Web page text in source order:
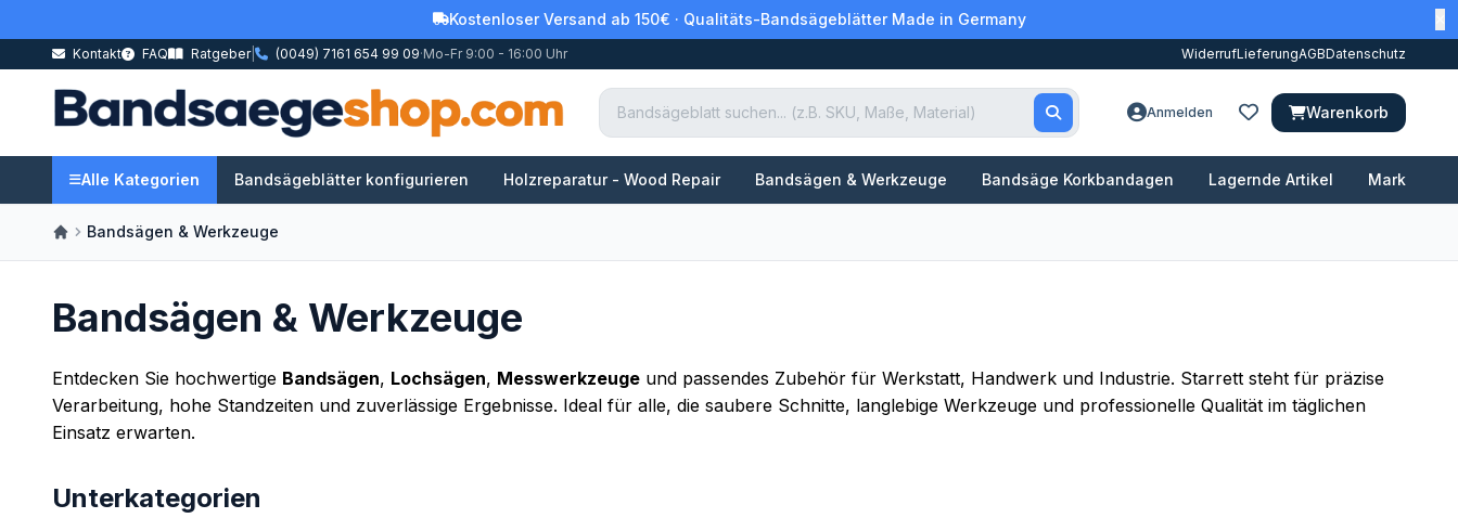
Kostenloser Versand ab 150€ · Qualitäts-Bandsägeblätter Made in Germany
Kontakt FAQ Ratgeber| (0049) 7161 654 99 09·Mo-Fr 9:00 - 16:00 Uhr WiderrufLieferungAGBDatenschutz
Anmelden Warenkorb
Alle Kategorien Bandsägeblätter konfigurieren Holzreparatur - Wood Repair Bandsägen & Werkzeuge Bandsäge Korkbandagen Lagernde Artikel Marken
Bandsägen & Werkzeuge
Bandsägen & Werkzeuge
Entdecken Sie hochwertige Bandsägen, Lochsägen, Messwerkzeuge und passendes Zubehör für Werkstatt, Handwerk und Industrie. Starrett steht für präzise
Verarbeitung, hohe Standzeiten und zuverlässige Ergebnisse. Ideal für alle, die saubere Schnitte, langlebige Werkzeuge und professionelle Qualität im täglichen
Einsatz erwarten.
Unterkategorien